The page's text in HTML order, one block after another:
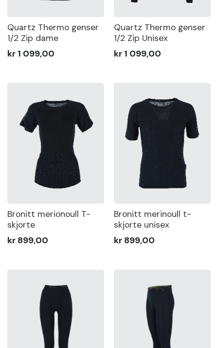
Quartz Thermo genser
1/2 Zip dame
kr 1 099,00
Quartz Thermo genser
1/2 Zip Unisex
kr 1 099,00
Bronitt merionoull T-
skjorte
kr 899,00
Bronitt merinoull t-
skjorte unisex
kr 899,00